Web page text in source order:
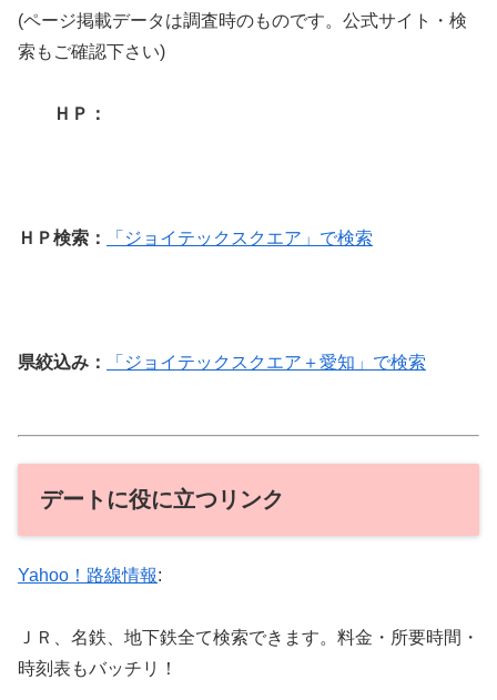
(ページ掲載データは調査時のものです。公式サイト・検
索もご確認下さい)
ＨＰ：
ＨＰ検索： 「ジョイテックスクエア」で検索
県絞込み： 「ジョイテックスクエア＋愛知」で検索
デートに役に立つリンク
Yahoo！路線情報:
ＪＲ、名鉄、地下鉄全て検索できます。料金・所要時間・
時刻表もバッチリ！